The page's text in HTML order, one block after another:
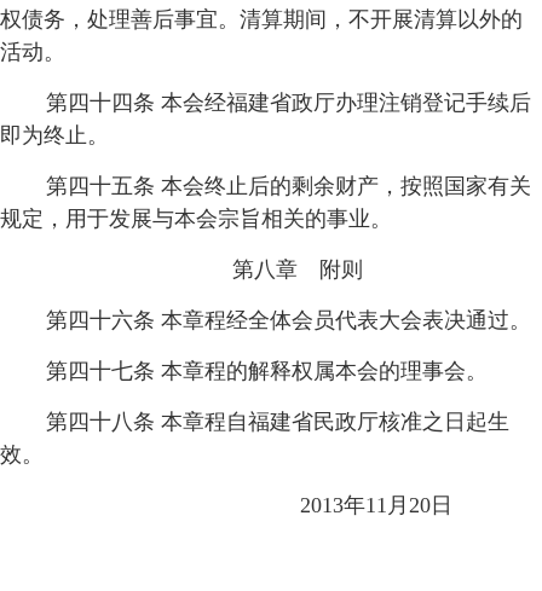
权债务，处理善后事宜。清算期间，不开展清算以外的
活动。
第四十四条 本会经福建省政厅办理注销登记手续后
即为终止。
第四十五条 本会终止后的剩余财产，按照国家有关
规定，用于发展与本会宗旨相关的事业。
第八章 附则
第四十六条 本章程经全体会员代表大会表决通过。
第四十七条 本章程的解释权属本会的理事会。
第四十八条 本章程自福建省民政厅核准之日起生
效。
2013年11月20日